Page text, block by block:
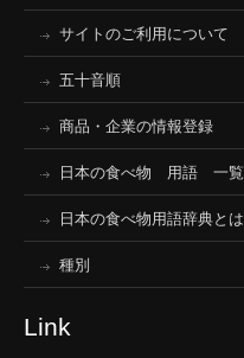
サイトのご利用について
五十音順
商品・企業の情報登録
日本の食べ物 用語 一覧
日本の食べ物用語辞典とは
種別
Link